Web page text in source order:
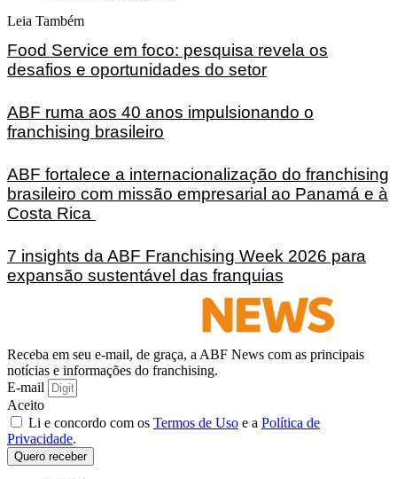
Leia Também
Food Service em foco: pesquisa revela os
desafios e oportunidades do setor
ABF ruma aos 40 anos impulsionando o
franchising brasileiro
ABF fortalece a internacionalização do franchising
brasileiro com missão empresarial ao Panamá e à
Costa Rica
7 insights da ABF Franchising Week 2026 para
expansão sustentável das franquias
Receba em seu e-mail, de graça, a ABF News com as principais
notícias e informações do franchising.
E-mail
Aceito
Li e concordo com os Termos de Uso e a Política de
Privacidade.
Quero receber